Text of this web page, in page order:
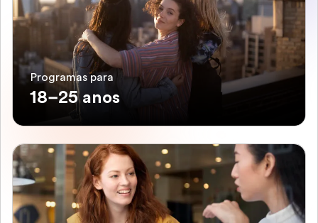
Programas para
18–25 anos